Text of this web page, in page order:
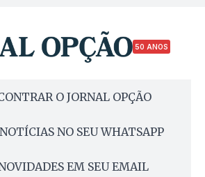
50 ANOS
O JORNAL OPÇÃO
NO SEU WHATSAPP
EM SEU EMAIL